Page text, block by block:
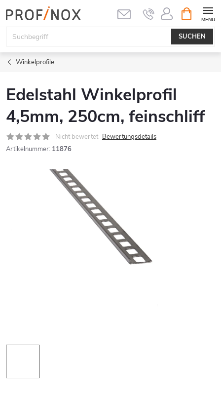
Inhalt
springen
SUCHEN
Winkelprofile
Edelstahl Winkelprofil
4,5mm, 250cm, feinschliff
Nicht bewertet Bewertungsdetails
Artikelnummer: 11876